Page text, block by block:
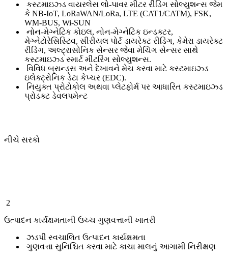
કસ્ટમાઇઝ્ડ વાયરલેસ લો-પાવર મીટર રીડિંગ સોલ્યુશન્સ જેમ
કે NB-IoT, LoRaWAN/LoRa, LTE (CAT1/CATM), FSK,
WM-BUS, Wi-SUN
નોન-મેગ્નેટિક કોઇલ, નોન-મેગ્નેટિક ઇન્ડક્ટર,
મેગ્નેટોરેસિસ્ટિવ, સીરીયલ પોર્ટ ડાયરેક્ટ રીડિંગ, કેમેરા ડાયરેક્ટ
રીડિંગ, અલ્ટ્રાસોનિક સેન્સર જેવા મેચિંગ સેન્સર સાથે
કસ્ટમાઇઝ્ડ સ્માર્ટ મીટરિંગ સોલ્યુશન્સ.
વિવિધ બ્રાન્ડ્સ અને દેખાવને મેચ કરવા માટે કસ્ટમાઇઝ્ડ
ઇલેક્ટ્રોનિક ડેટા કેપ્ચર (EDC).
નિયુક્ત પ્રોટોકોલ અથવા પ્લેટફોર્મ પર આધારિત કસ્ટમાઇઝ્ડ
પ્રોડક્ટ ડેવલપમેન્ટ
નીચે સરકો
2
ઉત્પાદન કાર્યક્ષમતાની ઉચ્ચ ગુણવત્તાની ખાતરી
ઝડપી સ્વચાલિત ઉત્પાદન કાર્યક્ષમતા
ગુણવત્તા સુનિશ્ચિત કરવા માટે કાચા માલનું આગામી નિરીક્ષણ